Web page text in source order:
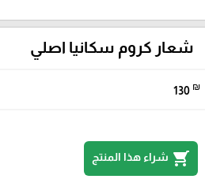
شعار كروم سكانيا اصلي
130 ₪
shopping_cart شراء هذا المنتج